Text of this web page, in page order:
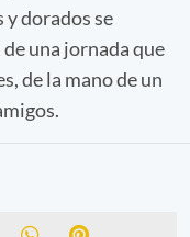
dorados se
una jornada que
de la mano de un